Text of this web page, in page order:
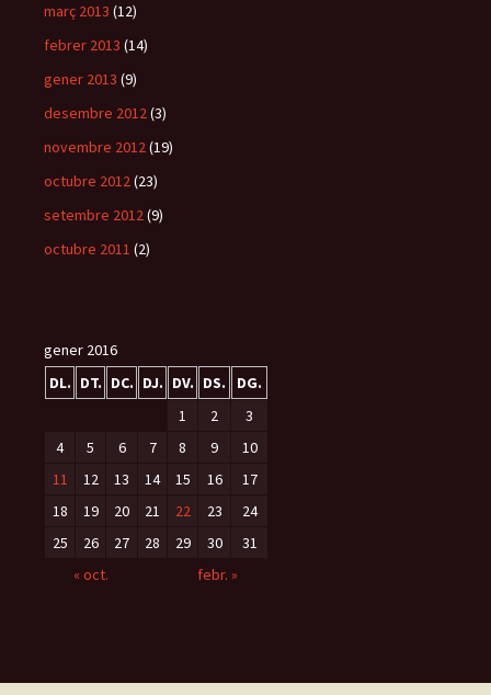
març 2013 (12)
febrer 2013 (14)
gener 2013 (9)
desembre 2012(3)
novembre 2012(19)
octubre 2012(23)
setembre 2012(9)
octubre 2011 (2)
gener 2016
DL. DT. DC. DJ. DV. DS. DG.
« oct. febr. »
1 2
3
4
5 6 7 8 9
10
11
12 13 14 15 16
17
18
19 20 21 22 23
24
25
26 27 28 29 30 31